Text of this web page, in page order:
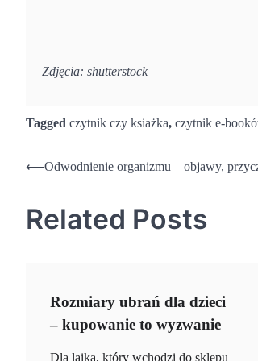
Zdjęcia: shutterstock
Tagged czytnik czy ksiażka, czytnik e-
Nawigacja
⟵Odwodnienie organizmu – objawy,
Related Posts
Rozmiary ubrań dla dzieci
– kupowanie to wyzwanie
Dla laika, który wchodzi do sklepu